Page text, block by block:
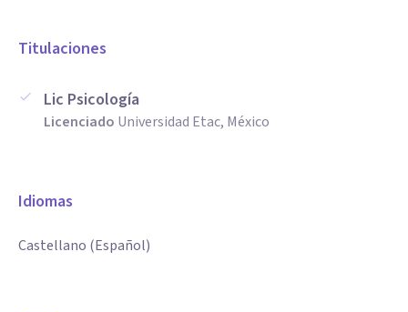
Titulaciones
Lic Psicología
Licenciado Universidad Etac, México
Idiomas
Castellano (Español)